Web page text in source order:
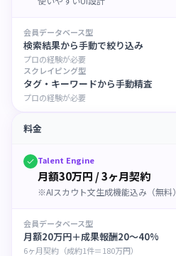
会員データベース型
検索結果から手動で絞り込み
プロの経験が必要
スクレイピング型
タグ・キーワードから手動精査
プロの経験が必要
料金
Talent Engine
月額30万円 / 3ヶ月契約
※AIスカウト文生成機能込み（無料）
会員データベース型
月額20万円＋成果報酬20〜40%
6ヶ月契約（成約1件＝180万円）